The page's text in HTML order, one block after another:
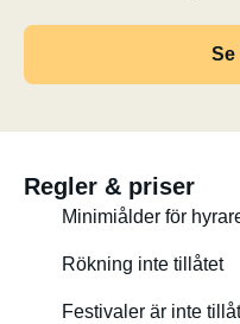
Se
Regler & priser
Minimiålder för
Rökning inte tillåtet
Festivaler är inte